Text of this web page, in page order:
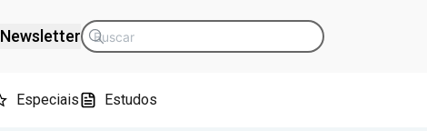
Newsletter
Especiais Estudos